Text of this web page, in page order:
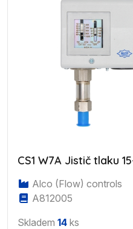
CS1 W7A Jistič tlaku
Alco (Flow) controls
A812005
Skladem 14 ks